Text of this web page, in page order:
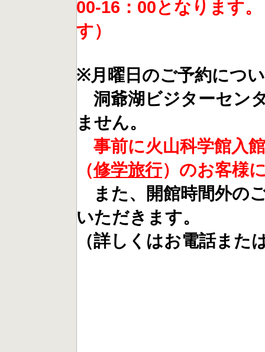
00-16：00となります
す）
※月曜日のご予約につ
洞爺湖ビジターセン
ません。
事前に火山科学館入
（修学旅行）のお客様
また、開館時間外の
いただきます。
（詳しくはお電話また